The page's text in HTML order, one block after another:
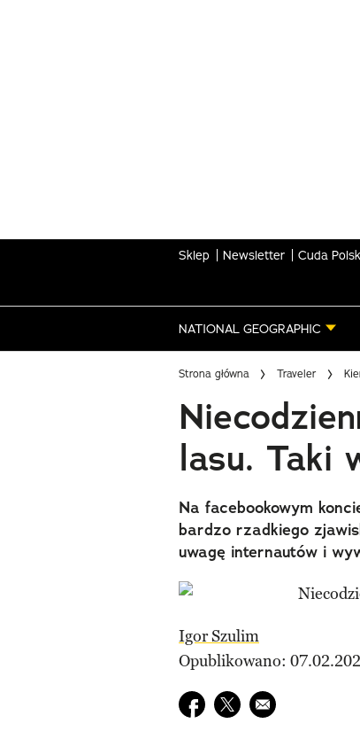
Sklep Newsletter Cuda
NATIONAL GEOGRAPHIC
Strona główna Traveler
lasu. Taki
Na facebookowym
bardzo rzadkiego
uwagę internautów i
Igor Szulim
Opublikowano:
Udostępnij na facebook
Udostępnij na twitter
E-mail do